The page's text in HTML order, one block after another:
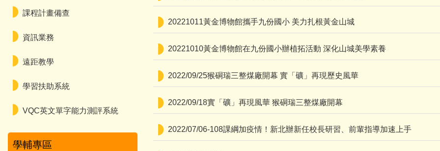
課程計畫備查
資訊業務
遠距教學
學習扶助系統
VQC英文單字能力測評系統
學輔專區
20221011黃金博物館攜手九份國小 美力扎根黃金山城
20221010黃金博物館在九份國小辦植拓活動 深化山城美學素養
2022/09/25猴硐瑞三整煤廠開幕 實「礦」再現歷史風華
2022/09/18實「礦」再現風華 猴硐瑞三整煤廠開幕
2022/07/06-108課綱加疫情！新北辦新任校長研習、前輩指導加速上手